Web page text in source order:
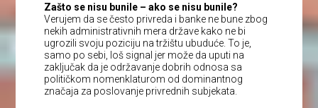
Zašto se nisu bunile – ako se nisu bunile?
Verujem da se često privreda i banke ne bune zbog
nekih administrativnih mera države kako ne bi
ugrozili svoju poziciju na tržištu ubuduće. To je,
samo po sebi, loš signal jer može da uputi na
zaključak da je održavanje dobrih odnosa sa
političkom nomenklaturom od dominantnog
značaja za poslovanje privrednih subjekata.